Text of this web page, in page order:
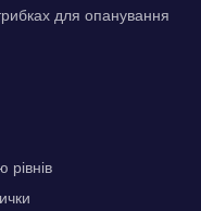
для опанування